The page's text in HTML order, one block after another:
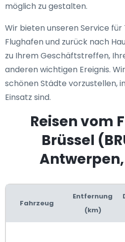
möglich zu gestalten.
Wir bieten unseren Service
Flughafen und zurück nach
zu Ihrem Geschäftstreffen,
anderen wichtigen Ereignis.
schönen Städte vorzustellen,
Einsatz sind.
Reisen vom
Brüssel
Fahrzeug
Entfernung
(km)